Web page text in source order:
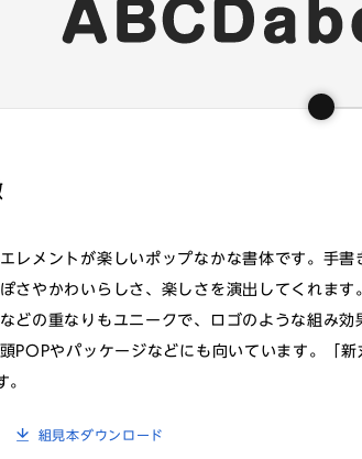
レメントが楽しいポップなかな書体です。手書
さやかわいらしさ、楽しさを演出してくれます
どの重なりもユニークで、ロゴのような組み効
POPやパッケージなどにも向いています。「新
。
組見本ダウンロード